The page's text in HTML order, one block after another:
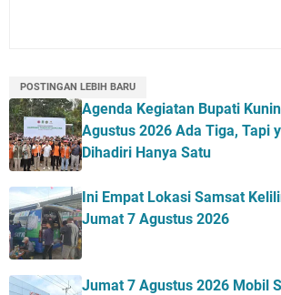
POSTINGAN LEBIH BARU
Agenda Kegiatan Bupati
Agustus 2026 Ada Tiga, Tapi
Dihadiri Hanya Satu
Ini Empat Lokasi Samsat
Jumat 7 Agustus 2026
Jumat 7 Agustus 2026 Mobil